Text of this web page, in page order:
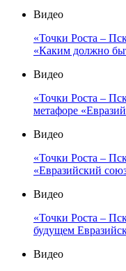
Видео
«Точки Роста –
«Каким должно
Видео
«Точки Роста –
метафоре
Видео
«Точки Роста –
«Евразийский
Видео
«Точки Роста –
будущем
Видео